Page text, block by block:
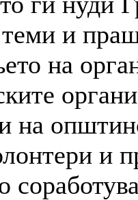
и
на
на
и